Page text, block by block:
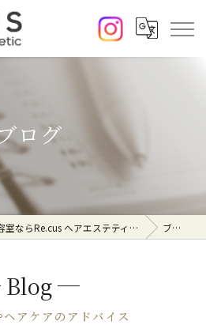
ログ
神奈川県横須賀中央の美容室ならRe.cus ヘアエステティック ブログ
Blog
アケアのアドバイス